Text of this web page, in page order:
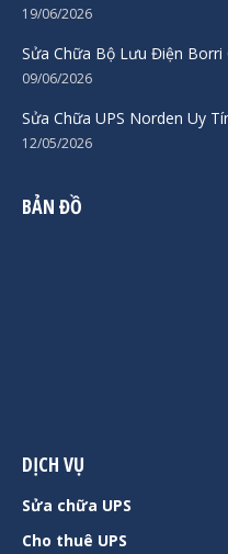
19/06/2026
Sửa Chữa Bộ Lưu Điện Borri
09/06/2026
Sửa Chữa UPS Norden Uy
12/05/2026
BẢN ĐỒ
DỊCH VỤ
Sửa chữa UPS
Cho thuê UPS